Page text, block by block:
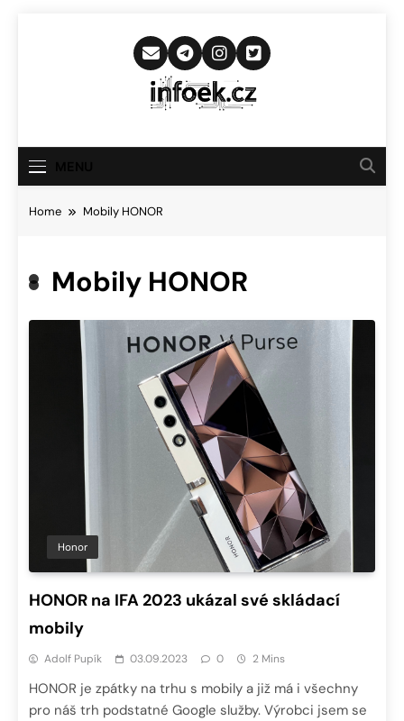
Infoek.cz
Novinkám
Home Mobily HONOR
Mobily HONOR
Honor
HONOR na IFA 2023 ukázal své skládací
mobily
Adolf Pupík 03.09.2023 0 2 Mins
HONOR je zpátky na trhu s mobily a již má i všechny
pro náš trh podstatné Google služby. Výrobci jsem se